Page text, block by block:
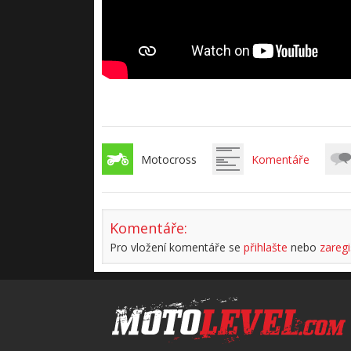
Motocross Komentáře
Komentáře:
Pro vložení komentáře se přihlašte nebo